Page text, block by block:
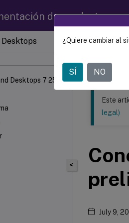
de productos
Desktops 7 2511
Este
Citrix
<
Este
legal)
July 9,
¿Quiere cambiar al
SÍ NO